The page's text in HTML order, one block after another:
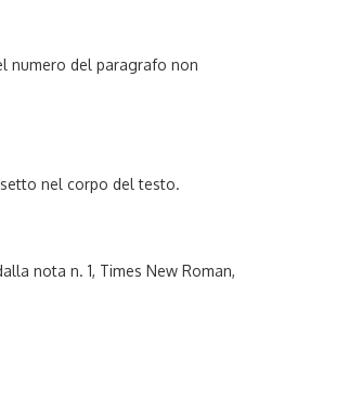
numero del paragrafo non
nel corpo del testo.
nota n. 1, Times New Roman,